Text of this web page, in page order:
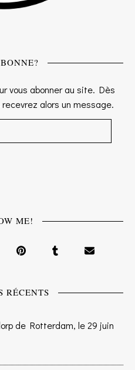
vous abonner au site. Dès
alors un message.
ME!
RÉCENTS
de Rotterdam, le 29 juin